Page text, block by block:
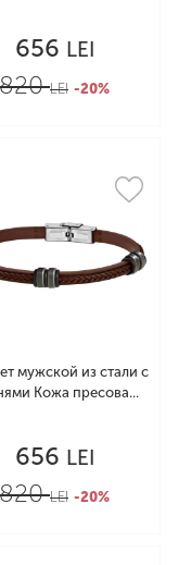
656 LEI
820LEI -20%
мужской из стали с
Кожа пресова...
656 LEI
820LEI -20%